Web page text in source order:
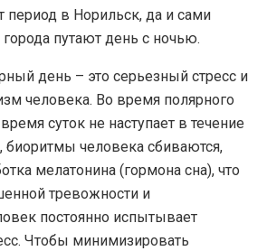
период в Норильск, да и сами
путают день с ночью.
день – это серьезный стресс и
человека. Во время полярного
суток не наступает в течение
биоритмы человека сбиваются,
мелатонина (гормона сна), что
тревожности и
постоянно испытывает
Чтобы минимизировать